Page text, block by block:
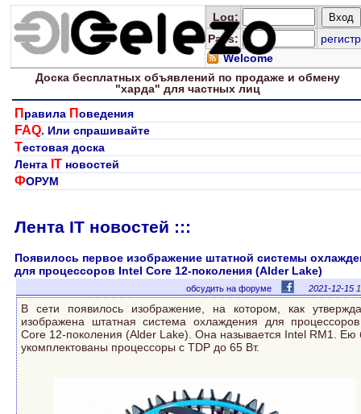
Log:
Pass:
регистр
Welcome
Доска бесплатныхобъявлений по продаже и обмену
"харда" для частных лиц
П равила Поведения
FAQ. Или спрашивайте
Тестовая доска
Лента IT новостей
ФОРУМ
Лента IT новостей :::
Появилось первое изображение штатной системы
для процессоров Intel Core 12-поколения (Alder Lake)
обсудить на форуме 2021-12-15
В сети появилось изображение, на котором, как
изображена штатная система охлаждения для
Core 12-поколения (Alder Lake). Она называется Intel RM1. Ею
укомплектованы процессоры с TDP до 65 Вт.